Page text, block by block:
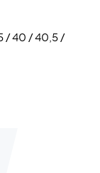
Sie Ihre Forza
/ 40 / 40,5 /